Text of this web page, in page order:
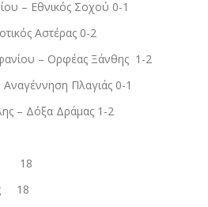
– Εθνικός Σοχού 0-1
Αστέρας 0-2
– Ορφέας Ξάνθης 1-2
Πλαγιάς 0-1
– Δόξα Δράμας 1-2
18
18